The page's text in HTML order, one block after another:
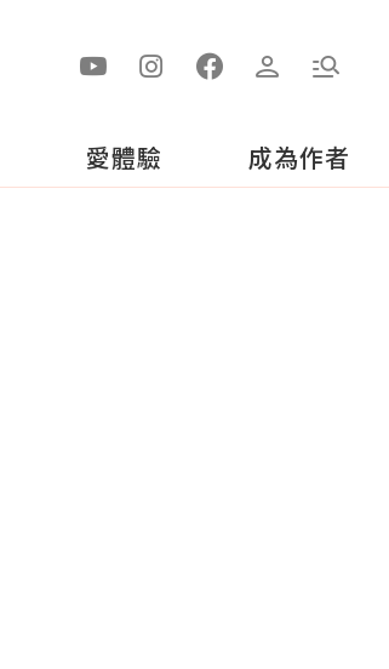
愛體驗 成為作者